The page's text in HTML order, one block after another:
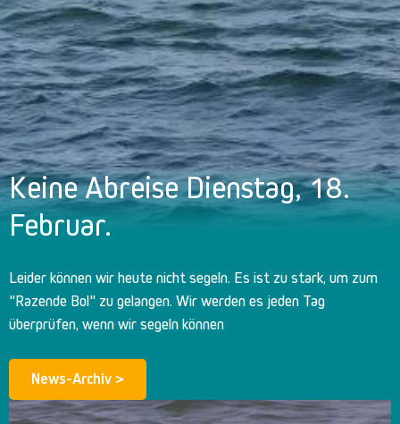
Keine Abreise Dienstag, 18.
Februar.
Leider können wir heute nicht segeln. Es ist zu stark, um zum
"Razende Bol" zu gelangen. Wir werden es jeden Tag
überprüfen, wenn wir segeln können
News-Archiv >